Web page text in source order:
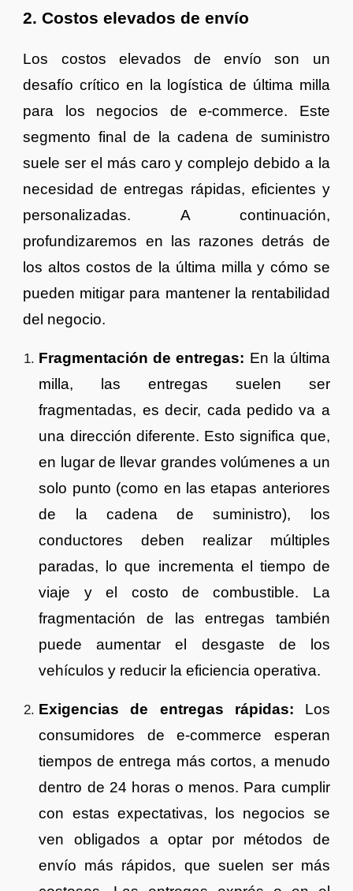
2. Costos elevados de envío
Los costos elevados de envío son un
desafío crítico en la logística de última milla
para los negocios de e-commerce. Este
segmento final de la cadena de suministro
suele ser el más caro y complejo debido a la
necesidad de entregas rápidas, eficientes y
personalizadas. A continuación,
profundizaremos en las razones detrás de
los altos costos de la última milla y cómo se
pueden mitigar para mantener la rentabilidad
del negocio.
Fragmentación de entregas: En la última
milla, las entregas suelen ser
fragmentadas, es decir, cada pedido va a
una dirección diferente. Esto significa que,
en lugar de llevar grandes volúmenes a un
solo punto (como en las etapas anteriores
de la cadena de suministro), los
conductores deben realizar múltiples
paradas, lo que incrementa el tiempo de
viaje y el costo de combustible. La
fragmentación de las entregas también
puede aumentar el desgaste de los
vehículos y reducir la eficiencia operativa.
Exigencias de entregas rápidas: Los
consumidores de e-commerce esperan
tiempos de entrega más cortos, a menudo
dentro de 24 horas o menos. Para cumplir
con estas expectativas, los negocios se
ven obligados a optar por métodos de
envío más rápidos, que suelen ser más